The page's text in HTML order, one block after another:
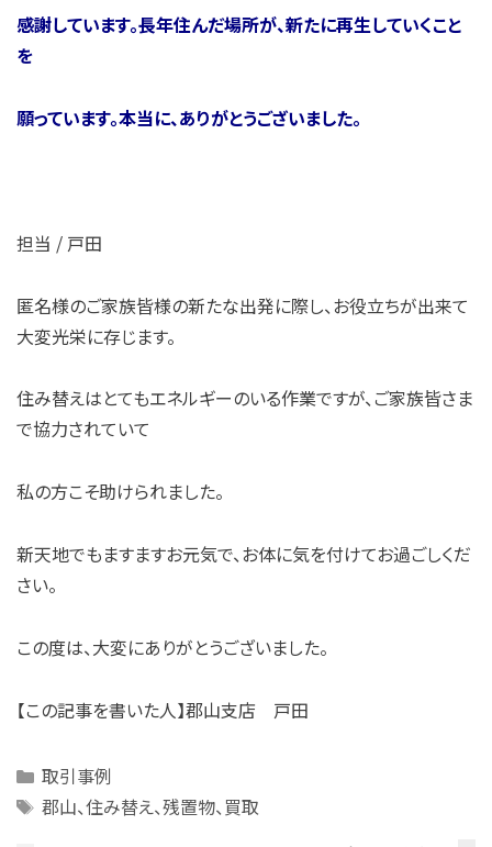
感謝しています。長年住んだ場所が、新たに再生していくこと
を
願っています。本当に、ありがとうございました。
担当 / 戸田
匿名様のご家族皆様の新たな出発に際し、お役立ちが出来て
大変光栄に存じます。
住み替えはとてもエネルギーのいる作業ですが、ご家族皆さま
で協力されていて
私の方こそ助けられました。
新天地でもますますお元気で、お体に気を付けてお過ごしくだ
さい。
この度は、大変にありがとうございました。
【この記事を書いた人】郡山支店 戸田
Categories
取引事例
Tags
郡山、住み替え、残置物、買取